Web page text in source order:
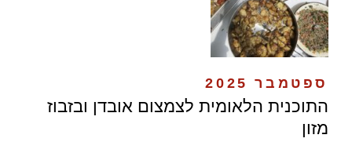
ספטמבר 2025
התוכנית הלאומית לצמצום אובדן ובזבוז
מזון